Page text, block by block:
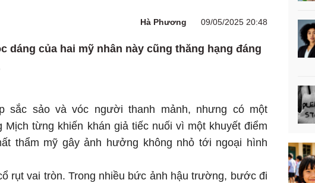
Hà Phương 09/05/2025 20:48
dáng của hai mỹ nhân này cũng thăng hạng đáng
sắc sảo và vóc người thanh mảnh, nhưng có một
Mịch từng khiến khán giả tiếc nuối vì một khuyết điểm
thẩm mỹ gây ảnh hưởng không nhỏ tới ngoại hình
rụt vai tròn. Trong nhiều bức ảnh hậu trường, bước đi